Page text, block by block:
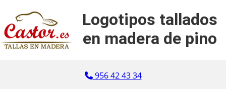
Logotipos tallados
en madera de pino
956 42 43 34